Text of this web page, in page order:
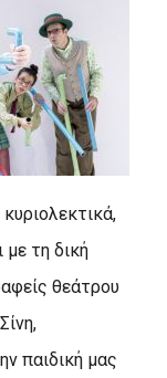
τη δική
θεάτρου
παιδική μας